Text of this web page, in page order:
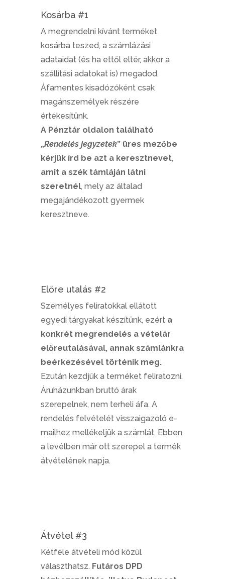
Kosárba #1
A megrendelni kívánt terméket
kosárba teszed, a számlázási
adataidat (és ha ettől eltér, akkor a
szállítási adatokat is) megadod.
Áfamentes kisadózóként csak
magánszemélyek részére
értékesítünk.
A Pénztár oldalon található
„Rendelés jegyzetek” üres mezőbe
kérjük írd be azt a keresztnevet,
amit a szék támláján látni
szeretnél, mely az általad
megajándékozott gyermek
keresztneve.
Előre utalás #2
Személyes feliratokkal ellátott
egyedi tárgyakat készítünk, ezért a
konkrét megrendelés a vételár
előreutalásával, annak számlánkra
beérkezésével történik meg.
Ezután kezdjük a terméket feliratozni.
Áruházunkban bruttó árak
szerepelnek, nem terheli áfa. A
rendelés felvételét visszaigazoló e-
mailhez mellékeljük a számlát. Ebben
a levélben már ott szerepel a termék
átvételének napja.
Átvétel #3
Kétféle átvételi mód közül
választhatsz. Futáros DPD